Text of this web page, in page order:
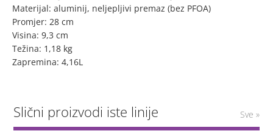
Materijal: aluminij, neljepljivi premaz (bez PFOA)
Promjer: 28 cm
Visina: 9,3 cm
Težina: 1,18 kg
Zapremina: 4,16L
Slični proizvodi iste linije Sve »